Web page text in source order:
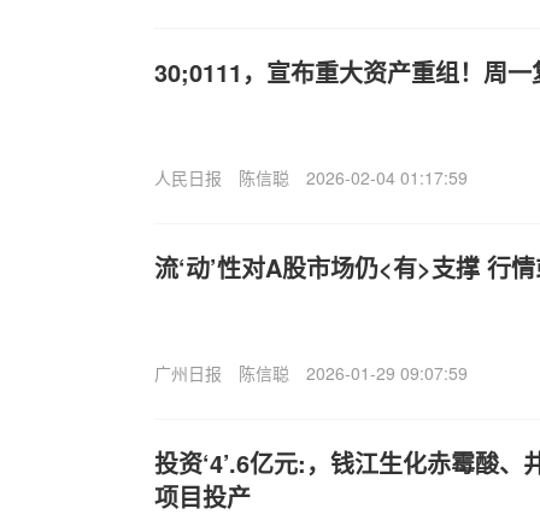
30;0111，宣布重大资产重组！周一
人民日报 陈信聪 2026-02-04 01:17:59
流‘动’性对A股市场仍<有>支撑 行
广州日报 陈信聪 2026-01-29 09:07:59
投资‘4’.6亿元:，钱江生化赤霉酸、
项目投产